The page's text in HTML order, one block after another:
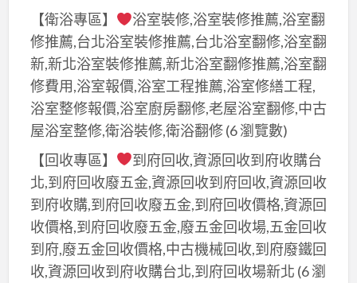
【衛浴專區】
浴室裝修,浴室裝修推薦,浴室翻
修推薦,台北浴室裝修推薦,台北浴室翻修,浴室翻
新,新北浴室裝修推薦,新北浴室翻修推薦,浴室翻
修費用,浴室報價,浴室工程推薦,浴室修繕工程,
浴室整修報價,浴室廚房翻修,老屋浴室翻修,中古
屋浴室整修,衛浴裝修,衛浴翻修(6 瀏覽數)
【回收專區】
到府回收,資源回收到府收購台
北,到府回收廢五金,資源回收到府回收,資源回收
到府收購,到府回收廢五金,到府回收價格,資源回
收價格,到府回收廢五金,廢五金回收場,五金回收
到府,廢五金回收價格,中古機械回收,到府廢鐵回
收,資源回收到府收購台北,到府回收場新北 (6 瀏